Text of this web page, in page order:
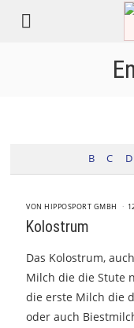
B C D
VONHIPPOSPORT GMBH
Kolostrum
Das Kolostrum,
Milch die die Stute
die erste Milch die
oder auch